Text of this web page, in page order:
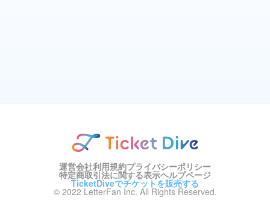
運営会社利用規約プライバシーポリシー
特定商取引法に関する表示ヘルプページ
TicketDiveでチケットを販売する
© 2022 LetterFan Inc. All Rights Reserved.